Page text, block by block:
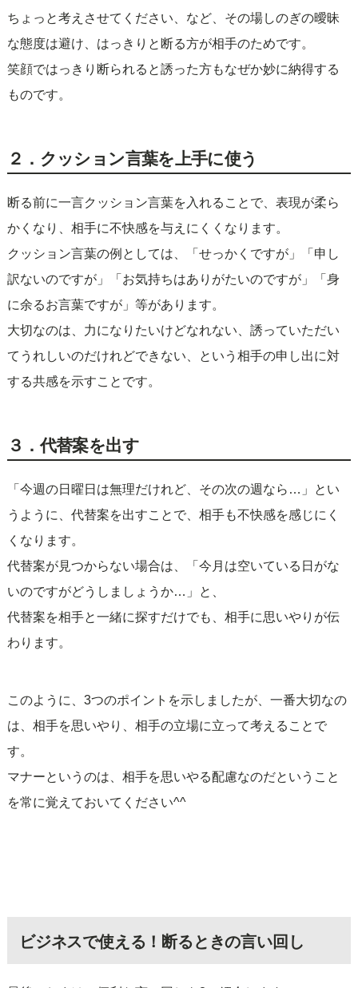
ちょっと考えさせてください、など、その場しのぎの曖昧
な態度は避け、はっきりと断る方が相手のためです。
笑顔ではっきり断られると誘った方もなぜか妙に納得する
ものです。
２．クッション言葉を上手に使う
断る前に一言クッション言葉を入れることで、表現が柔ら
かくなり、相手に不快感を与えにくくなります。
クッション言葉の例としては、「せっかくですが」「申し
訳ないのですが」「お気持ちはありがたいのですが」「身
に余るお言葉ですが」等があります。
大切なのは、力になりたいけどなれない、誘っていただい
てうれしいのだけれどできない、という相手の申し出に対
する共感を示すことです。
３．代替案を出す
「今週の日曜日は無理だけれど、その次の週なら…」とい
うように、代替案を出すことで、相手も不快感を感じにく
くなります。
代替案が見つからない場合は、「今月は空いている日がな
いのですがどうしましょうか…」と、
代替案を相手と一緒に探すだけでも、相手に思いやりが伝
わります。
このように、3つのポイントを示しましたが、一番大切なの
は、相手を思いやり、相手の立場に立って考えることで
す。
マナーというのは、相手を思いやる配慮なのだということ
を常に覚えておいてください^^
ビジネスで使える！断るときの言い回し